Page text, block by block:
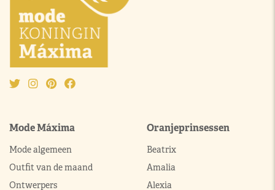
Mode Máxima
Mode algemeen
Outfit van de maand
Ontwerpers
Oranjeprinsessen
Beatrix
Amalia
Alexia